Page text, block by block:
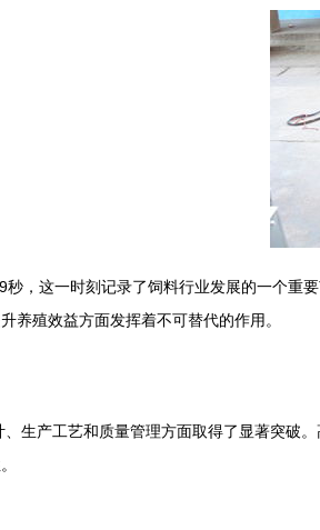
，这一时刻记录了饲料行业发展的一个重
养殖效益方面发挥着不可替代的作用。
生产工艺和质量管理方面取得了显著突破